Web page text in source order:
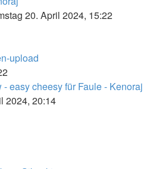
20. April 2024, 15:22
upload
easy cheesy für Faule - Kenoraj
2024, 20:14